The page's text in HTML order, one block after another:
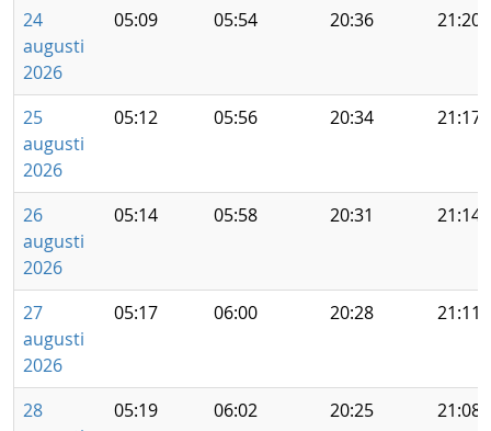
24
augusti
2026
05:09 05:54 20:36 21:20
25
augusti
2026
05:12 05:56 20:34 21:17
26
augusti
2026
05:14 05:58 20:31 21:14
27
augusti
2026
05:17 06:00 20:28 21:11
28
05:19 06:02 20:25 21:08